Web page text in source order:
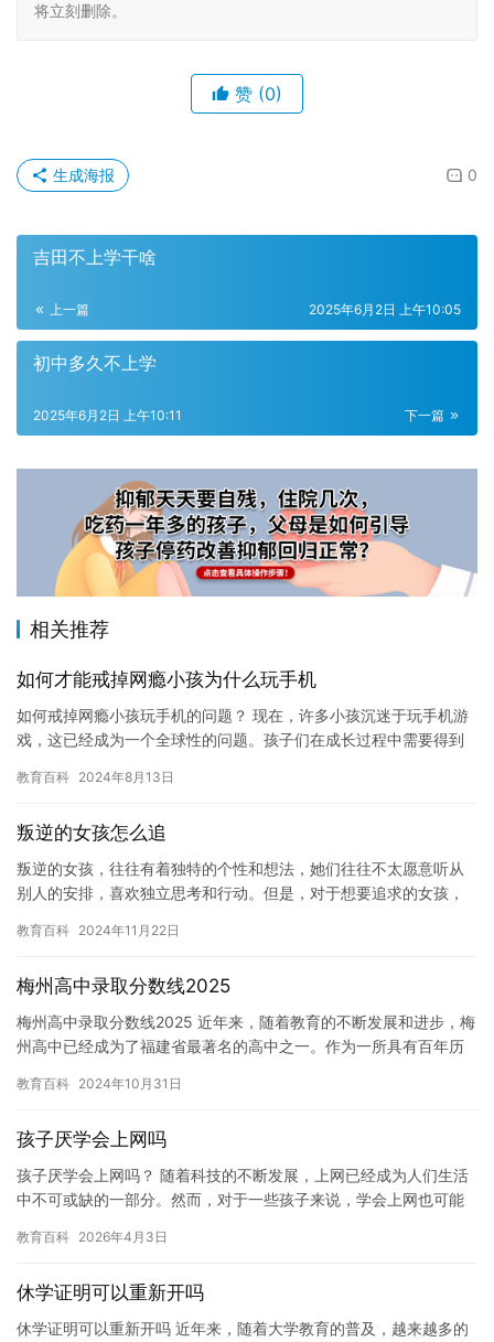
将立刻删除。
赞 (0)
0
生成海报
吉田不上学干啥
上一篇 2025年6月2日 上午10:05
初中多久不上学
下一篇
2025年6月2日 上午10:11
相关推荐
如何才能戒掉网瘾小孩为什么玩手机
如何戒掉网瘾小孩玩手机的问题？ 现在，许多小孩沉迷于玩手机游
戏，这已经成为一个全球性的问题。孩子们在成长过程中需要得到
负面…
教育百科 2024年8月13日
叛逆的女孩怎么追
叛逆的女孩，往往有着独特的个性和想法，她们往往不太愿意听从
别人的安排，喜欢独立思考和行动。但是，对于想要追求的女孩，
不…
教育百科 2024年11月22日
梅州高中录取分数线2025
梅州高中录取分数线2025 近年来，随着教育的不断发展和进步，梅
州高中已经成为了福建省最著名的高中之一。作为一所具有百年历
教育百科 2024年10月31日
孩子厌学会上网吗
孩子厌学会上网吗？ 随着科技的不断发展，上网已经成为人们生活
中不可或缺的一部分。然而，对于一些孩子来说，学会上网也可能
可能…
教育百科 2026年4月3日
休学证明可以重新开吗
休学证明可以重新开吗 近年来，随着大学教育的普及，越来越多的